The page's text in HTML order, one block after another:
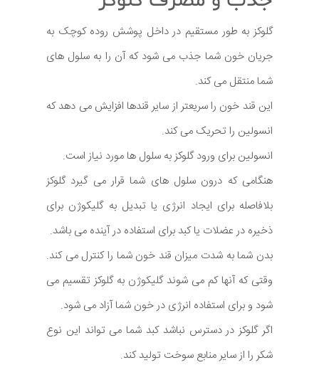
گلوکز به طور مستقیم در داخل پوشش روده کوچک به
جریان خون شما جذب می شود که آن را به سلول های
شما منتقل می کند.
این قند خون را سریعتر از سایر قندها افزایش می دهد که
انسولین را تحریک می کند.
انسولین برای ورود گلوکز به سلول ها مورد نیاز است.
هنگامی که درون سلول های شما قرار می گیرد گلوکز
بلافاصله برای ایجاد انرژی یا تبدیل به گلیکوژن برای
ذخیره در عضلات یا کبد برای استفاده در آینده می باشد.
بدن شما به شدت میزان قند خون شما را کنترل می کند.
وقتی که آنها کم می شوند گلیکوژن به گلوکز تقسیم می
شود و برای استفاده انرژی در خون شما آزاد می شود.
اگر گلوکز در دسترس نباشد کبد شما می تواند این نوع
شکر را از سایر منابع سوخت تولید کند.